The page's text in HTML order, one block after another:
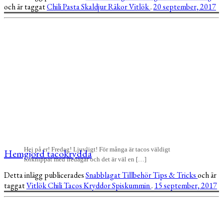
och är taggatChiliPastaSkaldjurRäkorVitlök.20 september, 2017
Hej på er! Fredag! Ljuvligt! För många är tacos väldigt
förknippat med fredagar och det är väl en […]
Hemgjord tacokrydda
Detta inlägg publiceradesSnabblagatTillbehörTips & Tricksoch är
taggatVitlökChiliTacosKryddorSpiskummin. 15 september, 2017